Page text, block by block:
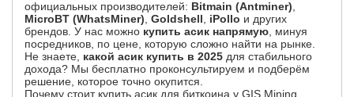
официальных производителей: Bitmain (Antminer)
MicroBT (WhatsMiner) Goldshell iPollo и других
брендов. У нас можно купить асик напрямую , минуя
посредников, по цене, которую сложно найти на рынке.
Не знаете, какой асик купить в 2025 для стабильного
дохода? Мы бесплатно проконсультируем и подберём
решение, которое точно окупится.
Почему стоит купить асик для биткоина у GIS Mining